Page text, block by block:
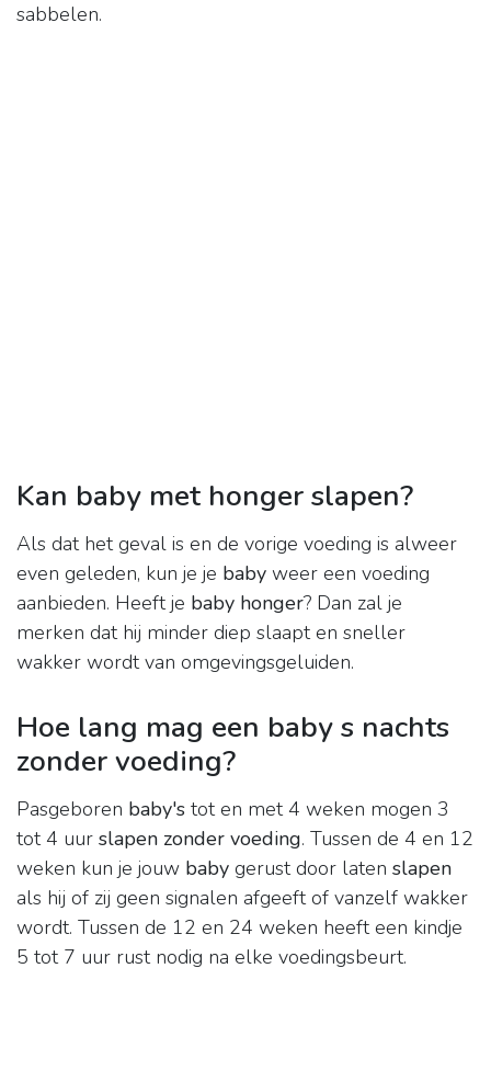
sabbelen.
Kan baby met honger slapen?
Als dat het geval is en de vorige voeding is alweer
even geleden, kun je je baby weer een voeding
aanbieden. Heeft je baby honger? Dan zal je
merken dat hij minder diep slaapt en sneller
wakker wordt van omgevingsgeluiden.
Hoe lang mag een baby s nachts
zonder voeding?
Pasgeboren baby's tot en met 4 weken mogen 3
tot 4 uur slapen zonder voeding. Tussen de 4 en 12
weken kun je jouw baby gerust door laten slapen
als hij of zij geen signalen afgeeft of vanzelf wakker
wordt. Tussen de 12 en 24 weken heeft een kindje
5 tot 7 uur rust nodig na elke voedingsbeurt.